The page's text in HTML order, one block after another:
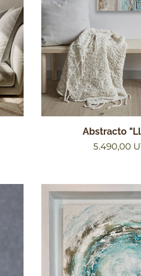
Abstracto
5.490,00